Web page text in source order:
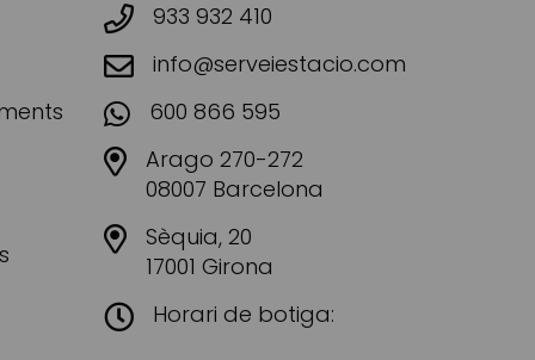
933 932 410
info@serveiestacio.com
600 866 595
Arago 270-272
08007 Barcelona
Sèquia, 20
17001 Girona
Horari de botiga: